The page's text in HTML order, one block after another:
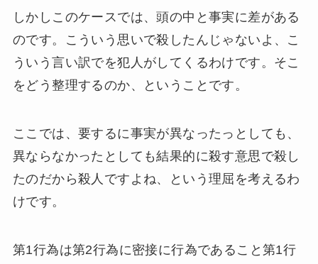
しかしこのケースでは、頭の中と事実に差がある
のです。こういう思いで殺したんじゃないよ、こ
ういう言い訳でを犯人がしてくるわけです。そこ
をどう整理するのか、ということです。
ここでは、要するに事実が異なったっとしても、
異ならなかったとしても結果的に殺す意思で殺し
たのだから殺人ですよね、という理屈を考えるわ
けです。
第1行為は第2行為に密接に行為であること第1行